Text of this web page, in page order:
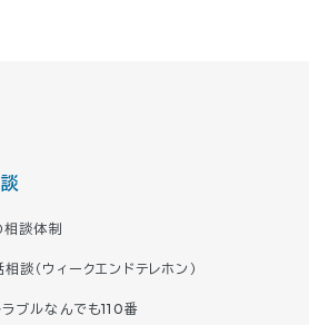
談体制
談（ウィークエンドテレホン）
ブルなんでも110番